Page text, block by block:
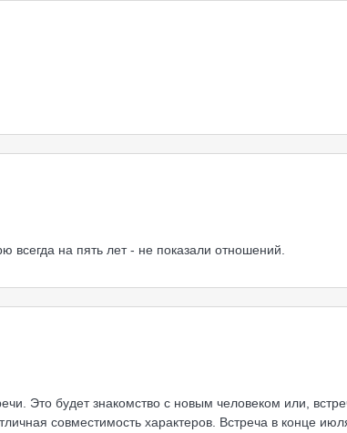
всегда на пять лет - не показали отношений.
Это будет знакомство с новым человеком или,
совместимость характеров. Встреча в конце